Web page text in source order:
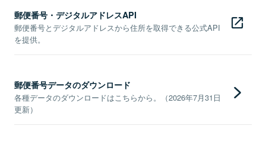
郵便番号・デジタルアドレスAPI
郵便番号とデジタルアドレスから住所を取得できる公式API
を提供。
郵便番号データのダウンロード
各種データのダウンロードはこちらから。（2026年7月31日
更新）